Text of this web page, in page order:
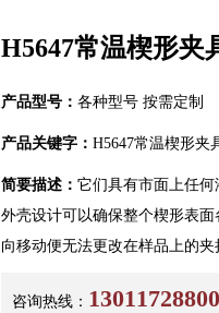
H5647常温楔形夹
产品型号： 各种型号 按需定制
产品关键字： H5647常温楔形夹
简要描述： 它们具有市面上任
外壳设计可以确保整个楔形表
向移动便无法更改在样品上的夹
咨询热线：